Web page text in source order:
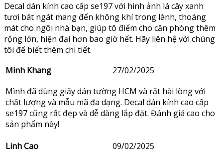
Decal dán kính cao cấp se197 với hình ảnh lá cây xanh
tươi bát ngát mang đến không khí trong lành, thoáng
mát cho ngôi nhà bạn, giúp tô điểm cho căn phòng thêm
rộng lớn, hiện đại hơn bao giờ hết. Hãy liên hệ với chúng
tôi để biết thêm chi tiết.
Minh Khang
27/02/2025
Mình đã dùng giấy dán tường HCM và rất hài lòng với
chất lượng và mẫu mã đa dạng. Decal dán kính cao cấp
se197 cũng rất đẹp và dễ dàng lắp đặt. Đánh giá cao cho
sản phẩm này!
Linh Cao
09/02/2025